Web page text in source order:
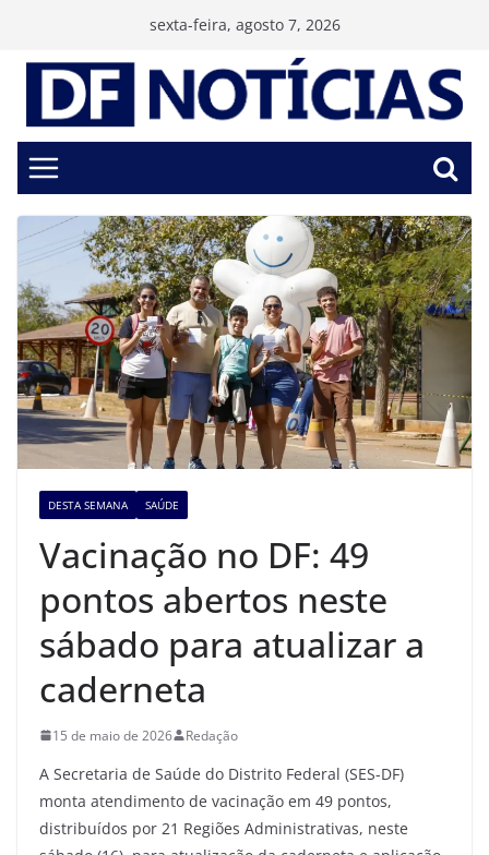
conteúdo
sexta-feira, agosto 7, 2026
DESTA SEMANA SAÚDE
Vacinação no DF: 49
pontos abertos neste
sábado para atualizar a
caderneta
15 de maio de 2026 Redação
A Secretaria de Saúde do Distrito Federal (SES-DF)
monta atendimento de vacinação em 49 pontos,
distribuídos por 21 Regiões Administrativas, neste